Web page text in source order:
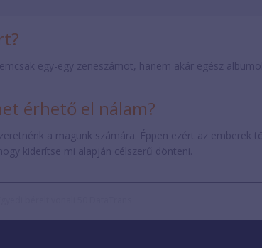
egy-egy zeneszámot, hanem akár egész
érhető el nálam?
a magunk számára. Éppen ezért az emberek
kiderítse mi alapján célszerű dönteni.